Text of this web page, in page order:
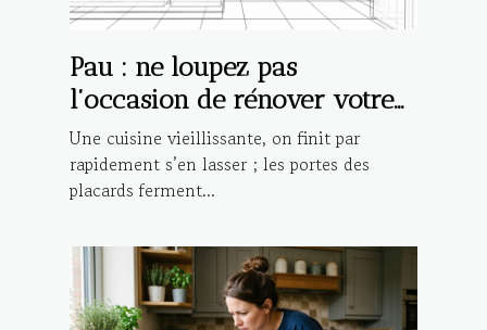
Pau : ne loupez pas
l’occasion de rénover votre
cuisine avec Cucine Lube !
Une cuisine vieillissante, on finit par
rapidement s’en lasser ; les portes des
placards ferment...